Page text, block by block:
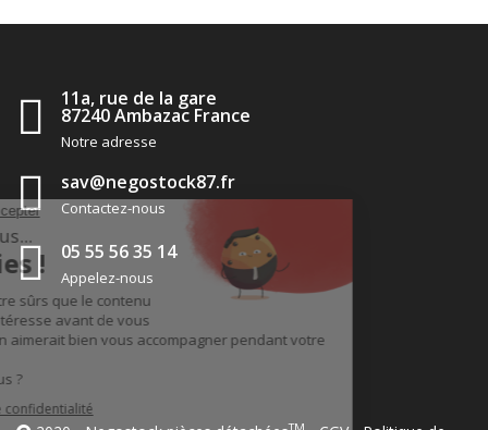
11a, rue de la gare
87240 Ambazac France
Notre adresse
sav@negostock87.fr
Contactez-nous
05 55 56 35 14
Appelez-nous